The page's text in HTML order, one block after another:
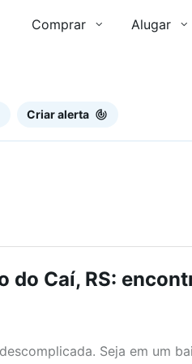
Comprar Alugar
Criar alerta
do Caí, RS:
Seja em um